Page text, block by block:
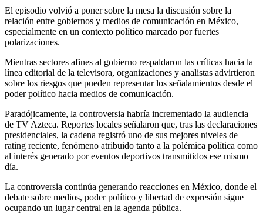
El episodio volvió a poner sobre la mesa la discusión sobre la
relación entre gobiernos y medios de comunicación en México,
especialmente en un contexto político marcado por fuertes
polarizaciones.
Mientras sectores afines al gobierno respaldaron las críticas hacia la
línea editorial de la televisora, organizaciones y analistas advirtieron
sobre los riesgos que pueden representar los señalamientos desde el
poder político hacia medios de comunicación.
Paradójicamente, la controversia habría incrementado la audiencia
de TV Azteca. Reportes locales señalaron que, tras las declaraciones
presidenciales, la cadena registró uno de sus mejores niveles de
rating reciente, fenómeno atribuido tanto a la polémica política como
al interés generado por eventos deportivos transmitidos ese mismo
día.
La controversia continúa generando reacciones en México, donde el
debate sobre medios, poder político y libertad de expresión sigue
ocupando un lugar central en la agenda pública.